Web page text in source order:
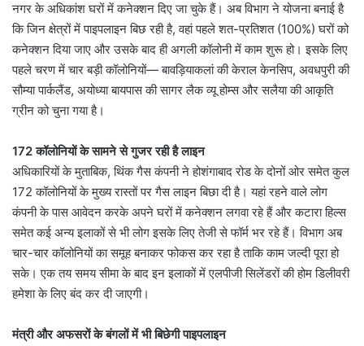
नगर के अधिकांश घरों में कनेक्शन दिए जा चुके हैं। अब विभाग ने योजना बनाई है
कि जिन क्षेत्रों में पाइपलाइन बिछ रही है, वहां पहले शत-प्रतिशत (100%) घरों को
कनेक्शन दिया जाए और उसके बाद ही अगली कॉलोनी में काम शुरू हो। इसके लिए
पहले चरण में चार बड़ी कॉलोनियों— बावड़ियाकलां की केराल केनसिप, अवधपुरी की
सौम्या पार्कलैंड, अयोध्या बायपास की सागर लैक व्यू होम्स और सलैया की आकृति
ग्रीन को चुना गया है।
172 कॉलोनियों के सामने से गुजर रही है लाइन
अधिकारियों के मुताबिक, थिंक गैस कंपनी ने होशंगाबाद रोड के दोनों ओर समेत कुल
172 कॉलोनियों के मुख्य रास्तों पर गैस लाइन बिछा दी है। यहां रहने वाले लोग
कंपनी के पास आवेदन करके अपने घरों में कनेक्शन लगवा रहे हैं और कटारा हिल्स
समेत कई अन्य इलाकों से भी लोग इसके लिए तेजी से फॉर्म भर रहे हैं। विभाग अब
चार-चार कॉलोनियों का समूह बनाकर फोकस कर रहा है ताकि काम जल्दी पूरा हो
सके। एक तय समय सीमा के बाद इन इलाकों में एलपीजी सिलेंडरों की होम डिलीवरी
हमेशा के लिए बंद कर दी जाएगी।
मंत्री और अफसरों के बंगलों में भी बिछेगी पाइपलाइन